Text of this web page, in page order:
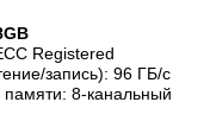
Registered
запись): 96 ГБ/с
памяти: 8-канальный